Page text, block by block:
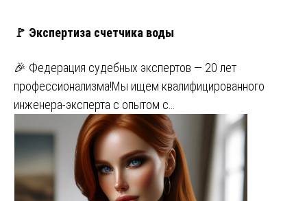
🚩 Экспертиза счетчика воды
🎉 Федерация судебных экспертов — 20 лет
профессионализма!Мы ищем квалифицированного
инженера-эксперта с опытом с…